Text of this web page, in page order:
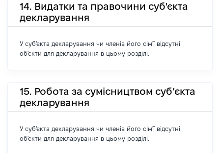
14. Видатки та правочини суб'єкта
декларування
У суб'єкта декларування чи членів його сім'ї відсутні
об'єкти для декларування в цьому розділі.
15. Робота за сумісництвом суб’єкта
декларування
У суб'єкта декларування чи членів його сім'ї відсутні
об'єкти для декларування в цьому розділі.